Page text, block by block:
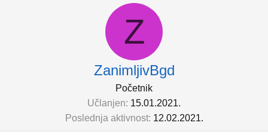
Z
ZanimljivBgd
Početnik
Učlanjen 15.01.2021.
Poslednja aktivnost 12.02.2021.